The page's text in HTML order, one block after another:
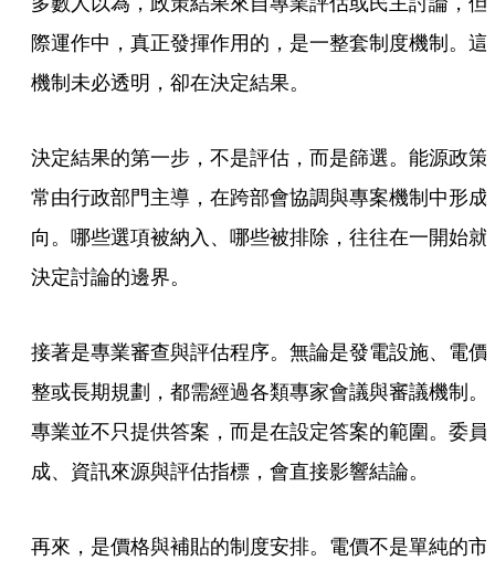
際運作中，真正發揮作用的，是一整套制度機制。這
機制未必透明，卻在決定結果。
決定結果的第一步，不是評估，而是篩選。能源政策
常由行政部門主導，在跨部會協調與專案機制中形成
向。哪些選項被納入、哪些被排除，往往在一開始就
決定討論的邊界。
接著是專業審查與評估程序。無論是發電設施、電價
整或長期規劃，都需經過各類專家會議與審議機制。
專業並不只提供答案，而是在設定答案的範圍。委員
成、資訊來源與評估指標，會直接影響結論。
再來，是價格與補貼的制度安排。電價不是單純的市